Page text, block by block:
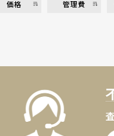
価格 管理費